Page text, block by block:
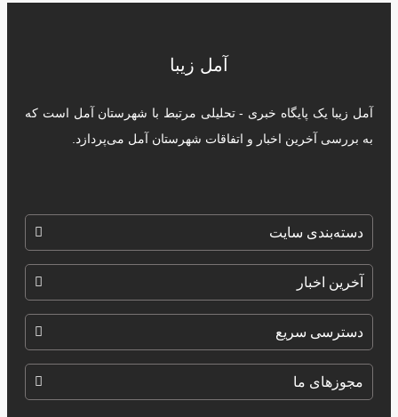
آمل زیبا
آمل زیبا یک پایگاه خبری - تحلیلی مرتبط با شهرستان آمل است که
به بررسی آخرین اخبار و اتفاقات شهرستان آمل می‌پردازد.
دسته‌بندی سایت
آخرین اخبار
دسترسی سریع
مجوزهای ما